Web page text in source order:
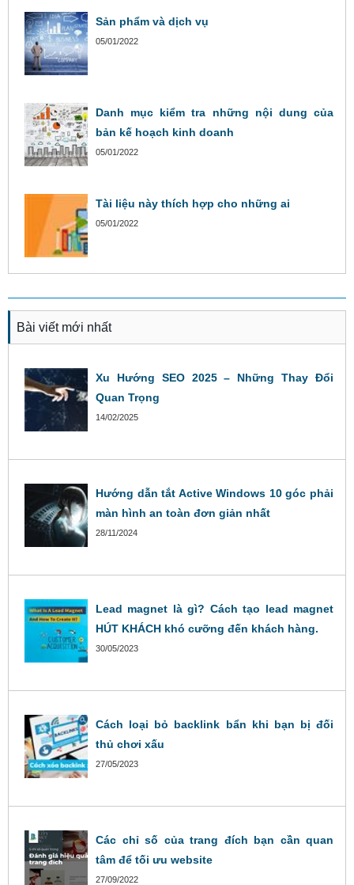
Sản phẩm và dịch vụ
05/01/2022
Danh mục kiểm tra những nội dung của
bản kế hoạch kinh doanh
05/01/2022
Tài liệu này thích hợp cho những ai
05/01/2022
Bài viết mới nhất
Xu Hướng SEO 2025 – Những Thay Đổi
Quan Trọng
14/02/2025
Hướng dẫn tắt Active Windows 10 góc phải
màn hình an toàn đơn giản nhất
28/11/2024
Lead magnet là gì? Cách tạo lead magnet
HÚT KHÁCH khó cưỡng đến khách hàng.
30/05/2023
Cách loại bỏ backlink bẩn khi bạn bị đối
thủ chơi xấu
27/05/2023
Các chỉ số của trang đích bạn cần quan
tâm để tối ưu website
27/09/2022